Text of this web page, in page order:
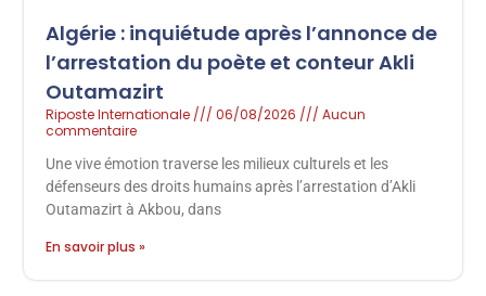
Algérie : inquiétude après l’annonce de
l’arrestation du poète et conteur Akli
Outamazirt
Riposte Internationale 06/08/2026
Aucun
commentaire
Une vive émotion traverse les milieux culturels et les
défenseurs des droits humains après l’arrestation d’Akli
Outamazirt à Akbou, dans
En savoir plus »